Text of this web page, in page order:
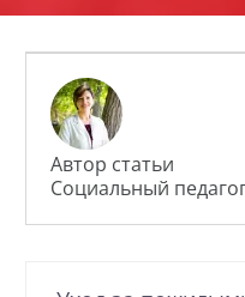
Автор статьи
Социальный